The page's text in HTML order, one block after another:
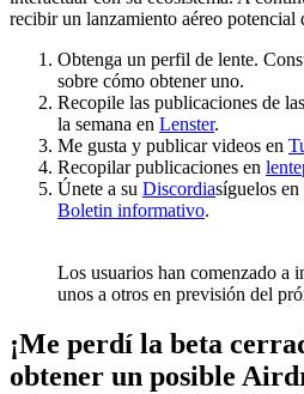
recibir un lanzamiento aéreo potencial
Obtenga un perfil de lente.
sobre cómo obtener uno.
Recopile las publicaciones de
la semana en Lenster.
Me gusta y publicar videos en
Recopilar publicaciones en
Únete a su Discordiasíguelos en
Boletin informativo.
Los usuarios han comenzado a
unos a otros en previsión del
¡Me perdí la beta
obtener un posible